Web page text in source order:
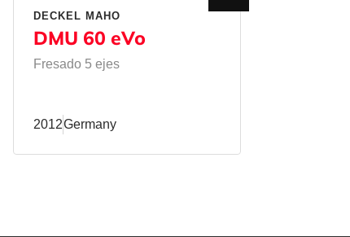
DECKEL MAHO
DMU 60 eVo
Fresado 5 ejes
2012Germany